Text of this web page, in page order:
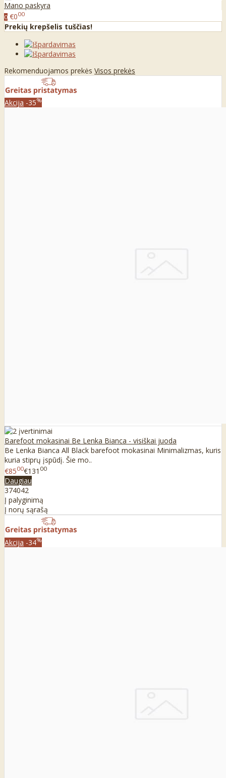
Mano paskyra
0 €000
Prekių krepšelis tuščias!
Rekomenduojamos prekės Visos prekės
Akcija -35%
Barefoot mokasinai Be Lenka Bianca - visiškai juoda
Be Lenka Bianca All Black barefoot mokasinai Minimalizmas, kuris
kuria stiprų įspūdį. Šie mo..
€8500€131 00
Daugiau
374042
Į palyginimą
Į norų sąrašą
Akcija -34%